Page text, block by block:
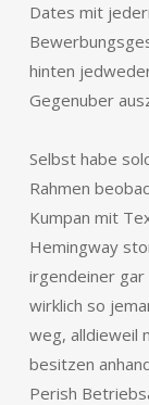
Dates mit
hinten
Gegenuber
Selbst habe
Rahmen
Kumpan mit
Hemingway
irgendeiner gar
wirklich so
weg, alldieweil
besitzen
Perish